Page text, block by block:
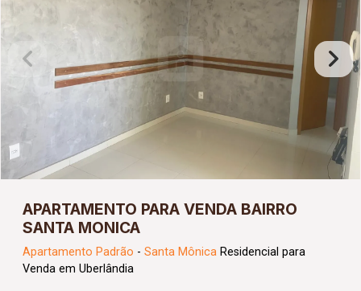
APARTAMENTO PARA VENDA BAIRRO
SANTA MONICA
Apartamento Padrão - Santa Mônica Residencial para
Venda em Uberlândia